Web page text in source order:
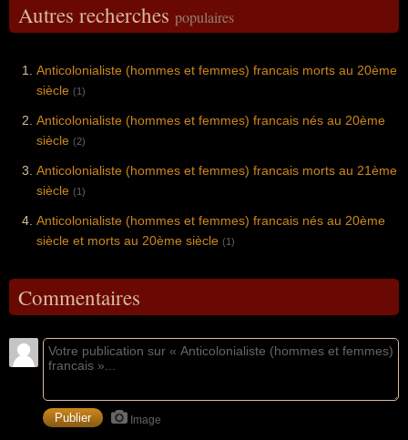
Autres recherches populaires
Anticolonialiste (hommes et femmes) francais morts au 20ème
siècle (1)
Anticolonialiste (hommes et femmes) francais nés au 20ème
siècle (2)
Anticolonialiste (hommes et femmes) francais morts au 21ème
siècle (1)
Anticolonialiste (hommes et femmes) francais nés au 20ème
siècle et morts au 20ème siècle (1)
Commentaires
Image